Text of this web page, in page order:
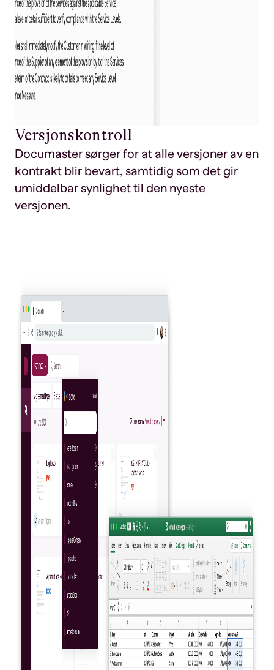
Versjonskontroll
Documaster sørger for at alle versjoner av en
kontrakt blir bevart, samtidig som det gir
umiddelbar synlighet til den nyeste
versjonen.